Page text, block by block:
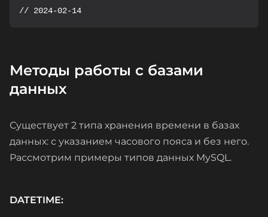
// 2024-02-14
Методы работы с базами
данных
Существует 2 типа хранения времени в базах
данных: с указанием часового пояса и без него.
Рассмотрим примеры типов данных MySQL.
DATETIME: